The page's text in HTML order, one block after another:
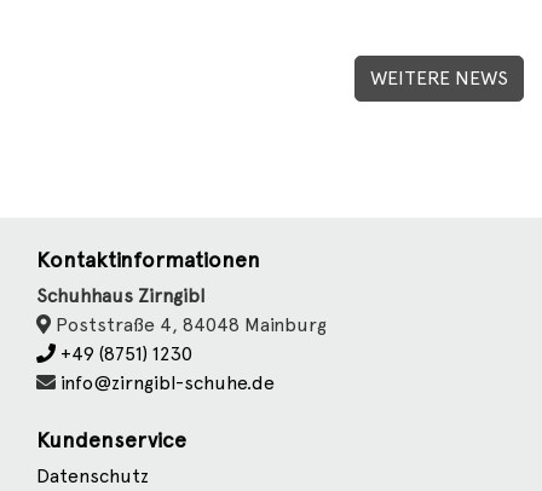
WEITERE NEWS
Kontaktinformationen
Schuhhaus Zirngibl
Poststraße 4, 84048 Mainburg
+49 (8751) 1230
info@zirngibl-schuhe.de
Kundenservice
Datenschutz